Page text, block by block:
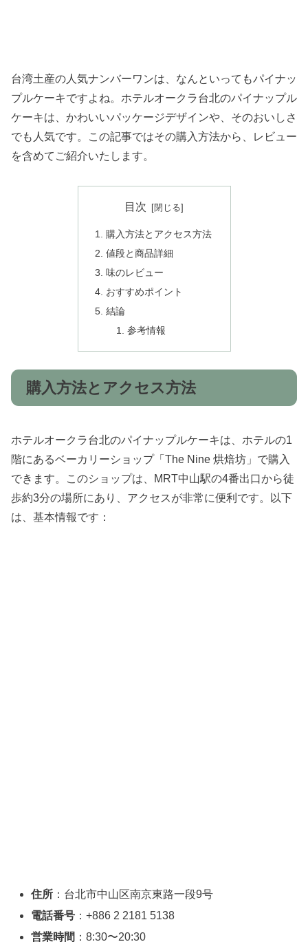
台湾土産の人気ナンバーワンは、なんといってもパイナッ
プルケーキですよね。ホテルオークラ台北のパイナップル
ケーキは、かわいいパッケージデザインや、そのおいしさ
でも人気です。この記事ではその購入方法から、レビュー
を含めてご紹介いたします。
目次
購入方法とアクセス方法
値段と商品詳細
味のレビュー
おすすめポイント
結論
参考情報
購入方法とアクセス方法
ホテルオークラ台北のパイナップルケーキは、ホテルの1
階にあるベーカリーショップ「The Nine 烘焙坊」で購入
できます。このショップは、MRT中山駅の4番出口から徒
歩約3分の場所にあり、アクセスが非常に便利です。以下
は、基本情報です：
住所 ：台北市中山区南京東路一段9号
電話番号 ：+886 2 2181 5138
営業時間 ：8:30〜20:30